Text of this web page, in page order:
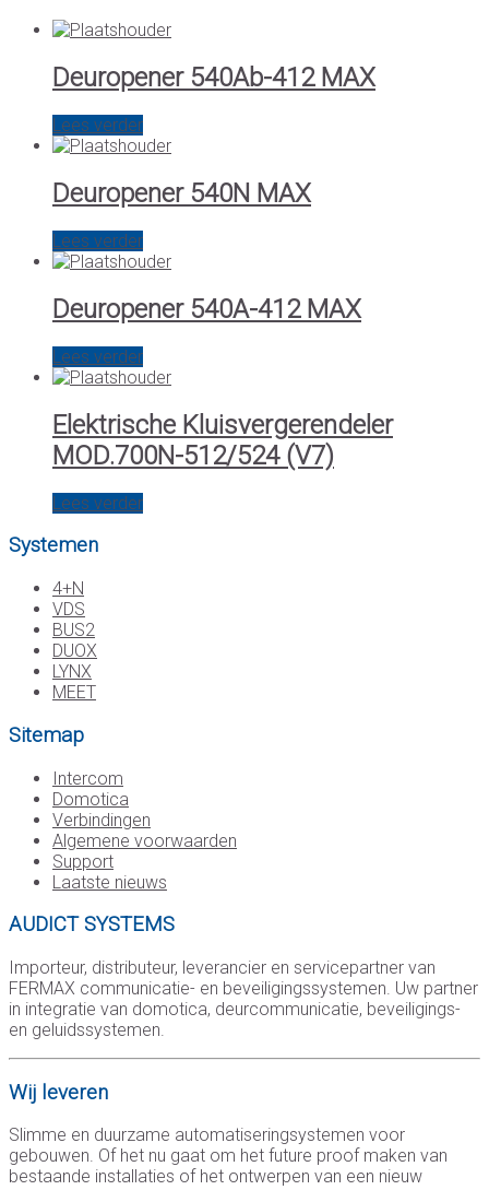
Deuropener 540Ab-412 MAX
Lees verder
Deuropener 540N MAX
Lees verder
Deuropener 540A-412 MAX
Lees verder
Elektrische Kluisvergerendeler
MOD.700N-512/524 (V7)
Lees verder
Systemen
4+N
VDS
BUS2
DUOX
LYNX
MEET
Sitemap
Intercom
Domotica
Verbindingen
Algemene voorwaarden
Support
Laatste nieuws
AUDICT SYSTEMS
Importeur, distributeur, leverancier en servicepartner van
FERMAX communicatie- en beveiligingssystemen. Uw partner
in integratie van domotica, deurcommunicatie, beveiligings-
en geluidssystemen.
Wij leveren
Slimme en duurzame automatiseringsystemen voor
gebouwen. Of het nu gaat om het future proof maken van
bestaande installaties of het ontwerpen van een nieuw